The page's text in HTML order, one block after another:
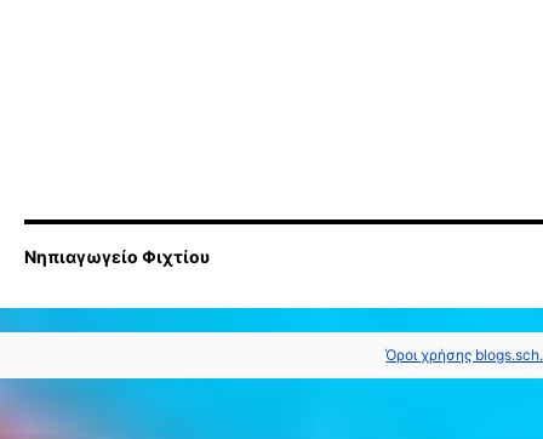
Νηπιαγωγείο Φιχτίου
Όροι χρήσης